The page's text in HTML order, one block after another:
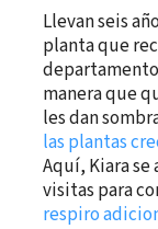
Llevan seis
planta que
manera que
les dan
las plantas
Aquí, Kiara se
visitas para
respiro